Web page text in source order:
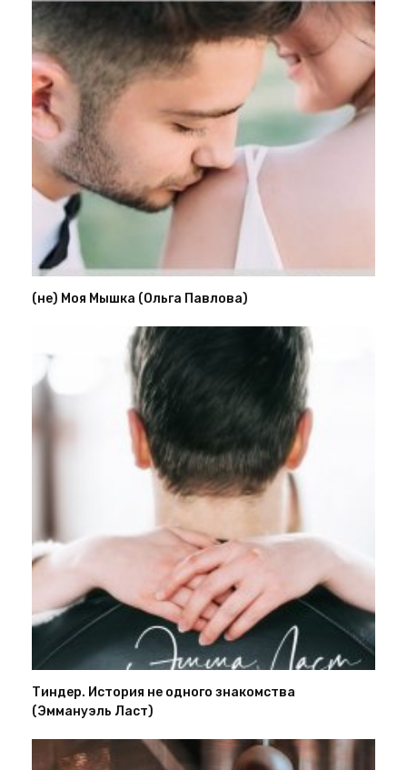
(не) Моя Мышка (Ольга Павлова)
Тиндер. История не одного знакомства
(Эммануэль Ласт)